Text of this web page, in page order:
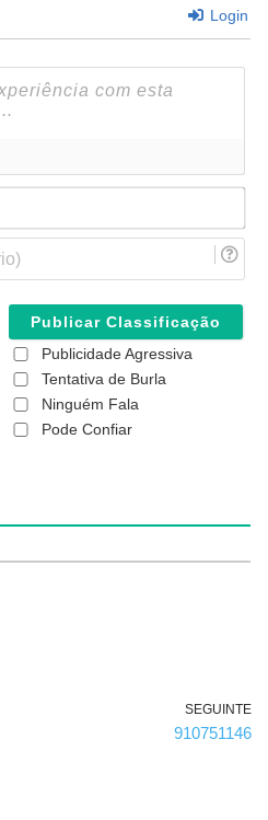
Login
N
m
a
a
ó
Publicidade Agressiva
Tentativa de Burla
Ninguém Fala
Pode Confiar
SEGUINTE
910751146